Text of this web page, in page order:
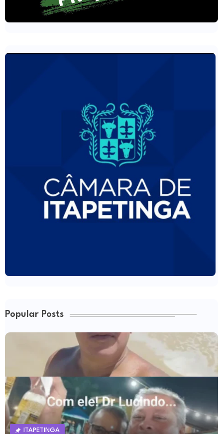
Popular Posts
ITAPETINGA